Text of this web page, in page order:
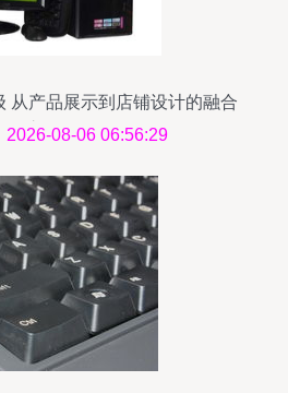
从产品展示到店铺设计的融合
之道
2026-08-06 06:56:29